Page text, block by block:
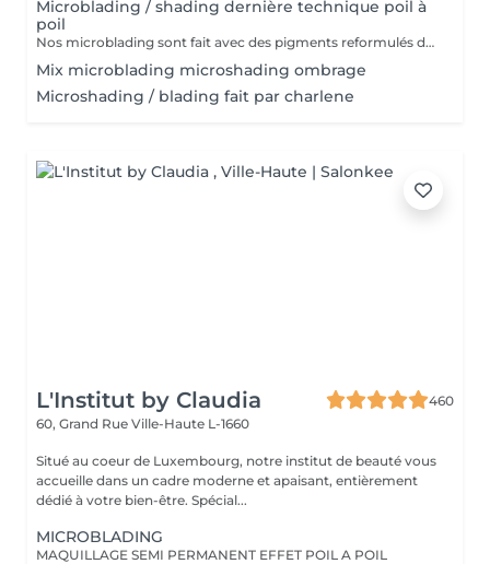
Microblading / shading dernière technique poil à
poil
Nos microblading sont fait avec des pigments reformulés depuis la loi du 4 janvier 2022 faites nous confiance nous travaillons avec les meilleures marques sur le marché ne vous inquiétez pas pour la couleur et technique on regardera ensemble sur place :) l'épilation au fil est incluse
Mix microblading microshading ombrage
Microshading / blading fait par charlene
L'Institut by Claudia
460
60, Grand Rue Ville-Haute L-1660
Situé au coeur de Luxembourg, notre institut de beauté vous
accueille dans un cadre moderne et apaisant, entièrement
dédié à votre bien-être. Spécial...
MICROBLADING
MAQUILLAGE SEMI PERMANENT EFFET POIL A POIL